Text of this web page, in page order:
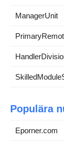
ManagerUnit
Populära
Eporner.com